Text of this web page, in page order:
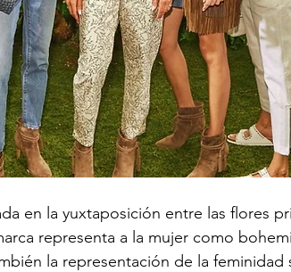
en la yuxtaposición entre las flores
representa a la mujer como
la representación de la feminidad